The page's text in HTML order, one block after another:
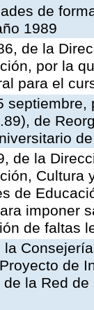
de
1989
de la
por la
para el
de
de la
Cultura
de
imponer
de faltas
de
la Red